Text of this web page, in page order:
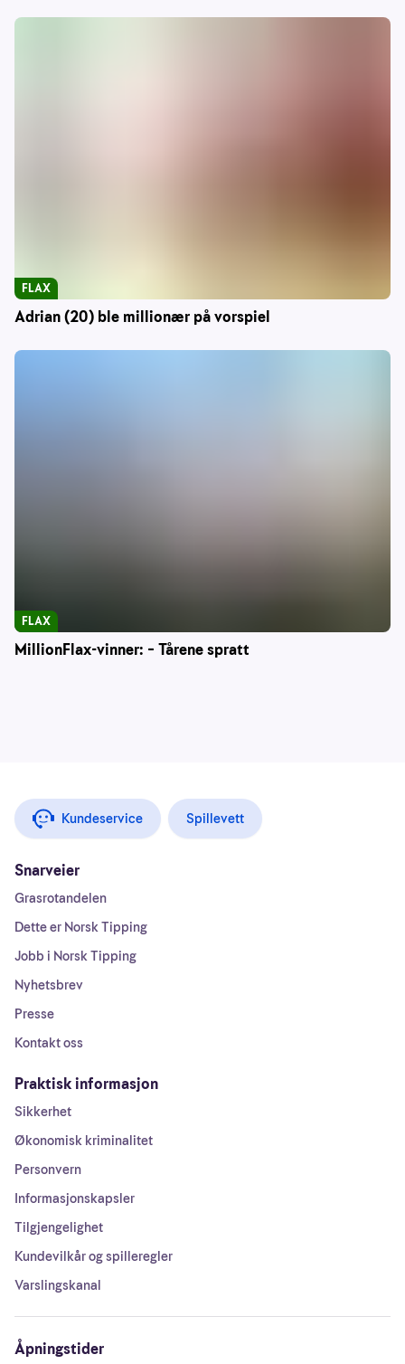
Adrian (20) ble millionær på vorspiel
FLAX
MillionFlax-vinner: – Tårene spratt
FLAX
Kundeservice Spillevett
Snarveier
Grasrotandelen
Dette er Norsk Tipping
Jobb i Norsk Tipping
Nyhetsbrev
Presse
Kontakt oss
Praktisk informasjon
Sikkerhet
Økonomisk kriminalitet
Personvern
Informasjonskapsler
Tilgjengelighet
Kundevilkår og spilleregler
Varslingskanal
Åpningstider